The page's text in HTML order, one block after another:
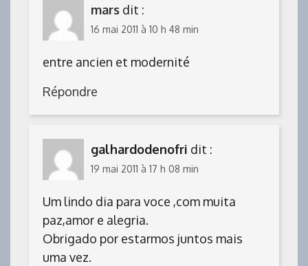
mars dit :
16 mai 2011 à 10 h 48 min
entre ancien et modernité
Répondre
galhardodenofri dit :
19 mai 2011 à 17 h 08 min
Um lindo dia para voce ,com muita
paz,amor e alegria.
Obrigado por estarmos juntos mais
uma vez.